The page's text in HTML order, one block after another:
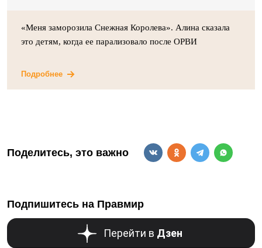
«Меня заморозила Снежная Королева». Алина сказала
это детям, когда ее парализовало после ОРВИ
Подробнее
Поделитесь, это важно
Подпишитесь на Правмир
Перейти в Дзен